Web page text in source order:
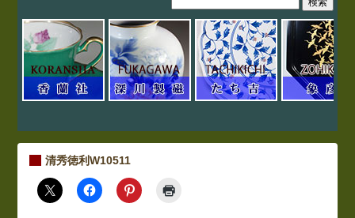
清秀徳利W10511